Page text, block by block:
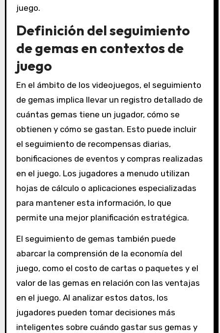
juego.
Definición del seguimiento
de gemas en contextos de
juego
En el ámbito de los videojuegos, el seguimiento
de gemas implica llevar un registro detallado de
cuántas gemas tiene un jugador, cómo se
obtienen y cómo se gastan. Esto puede incluir
el seguimiento de recompensas diarias,
bonificaciones de eventos y compras realizadas
en el juego. Los jugadores a menudo utilizan
hojas de cálculo o aplicaciones especializadas
para mantener esta información, lo que
permite una mejor planificación estratégica.
El seguimiento de gemas también puede
abarcar la comprensión de la economía del
juego, como el costo de cartas o paquetes y el
valor de las gemas en relación con las ventajas
en el juego. Al analizar estos datos, los
jugadores pueden tomar decisiones más
inteligentes sobre cuándo gastar sus gemas y